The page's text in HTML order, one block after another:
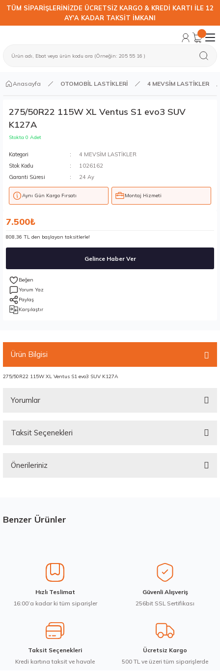
TÜM SİPARİŞLERİNİZDE ÜCRETSİZ KARGO & KREDİ KARTI İLE 12
AY'A KADAR TAKSİT İMKANI
Anasayfa OTOMOBİL LASTİKLERİ 4 MEVSİM LASTİKLER
275/50R22 115W XL Ventus S1 evo3 SUV
K127A
Stokta 0 Adet
Kategori
4 MEVSİM LASTİKLER
Stok Kodu
1026162
Garanti Süresi
24 Ay
Aynı Gün Kargo Fırsatı Montaj Hizmeti
7.500₺
808,36 TL den başlayan taksitlerle!
Gelince Haber Ver
Yorum Yaz
Paylaş
Karşılaştır
Ürün Bilgisi
275/50R22 115W XL Ventus S1 evo3 SUV K127A
Yorumlar
Taksit Seçenekleri
Önerileriniz
Görüş ve önerileriniz için teşekkür ederiz.
Ürün bilgilerinde hatalar bulunuyor.
Ürün fiyatı diğer sitelerden daha pahalı.
Bu ürüne benzer farklı alternatifler olmalı.
Benzer Ürünler
Montreal 225/60R18 100V Eco 2 Yaz 2026
Hızlı Teslimat
16:00’a kadar ki tüm siparişler
Güvenli Alışveriş
256bit SSL Sertifikası
Taksit Seçenekleri
Kredi kartına taksit ve havale
Ücretsiz Kargo
500 TL ve üzeri tüm siparişlerde